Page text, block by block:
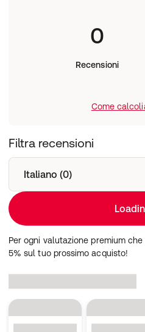
0
Recensioni
Come
Filtra recensioni
Italiano (0)
Per ogni valutazione premium
5% sul tuo prossimo acquisto!